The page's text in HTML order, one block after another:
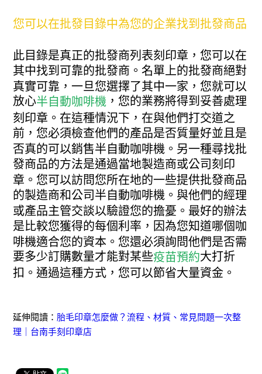
您可以在批發目錄中為您的企業找到批發商品
此目錄是真正的批發商列表刻印章，您可以在
其中找到可靠的批發商。名單上的批發商絕對
真實可靠，一旦您選擇了其中一家，您就可以
放心半自動咖啡機 ，您的業務將得到妥善處理
刻印章。在這種情況下，在與他們打交道之
前，您必須檢查他們的產品是否質量好並且是
否真的可以銷售半自動咖啡機。另一種尋找批
發商品的方法是通過當地製造商或公司刻印
章。您可以訪問您所在地的一些提供批發商品
的製造商和公司半自動咖啡機。與他們的經理
或產品主管交談以驗證您的擔憂。最好的辦法
是比較您獲得的每個利率，因為您知道哪個咖
啡機適合您的資本。您還必須詢問他們是否需
要多少訂購數量才能對某些疫苗預約大打折
扣。通過這種方式，您可以節省大量資金。
延伸閱讀： 胎毛印章怎麼做？流程、材質、常見問題一次整
理｜台南手刻印章店